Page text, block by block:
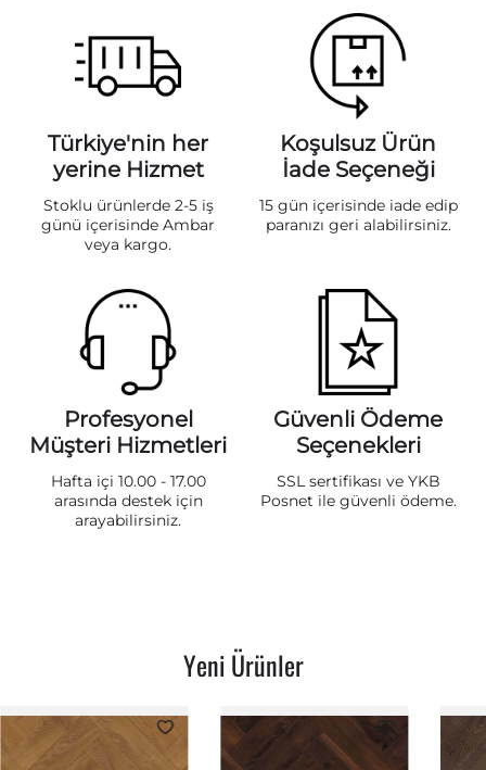
Türkiye'nin her
yerine Hizmet
Stoklu ürünlerde 2-5 iş
günü içerisinde Ambar
veya kargo.
Koşulsuz Ürün
İade Seçeneği
15 gün içerisinde iade edip
paranızı geri alabilirsiniz.
Profesyonel
Müşteri Hizmetleri
Hafta içi 10.00 - 17.00
arasında destek için
arayabilirsiniz.
Güvenli Ödeme
Seçenekleri
SSL sertifikası ve YKB
Posnet ile güvenli ödeme.
Yeni Ürünler